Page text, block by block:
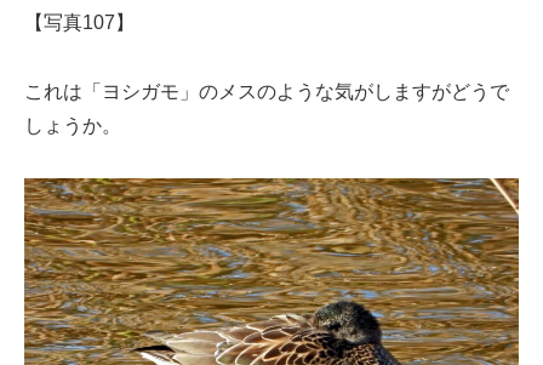
【写真107】
これは「ヨシガモ」のメスのような気がしますがどうで
しょうか。